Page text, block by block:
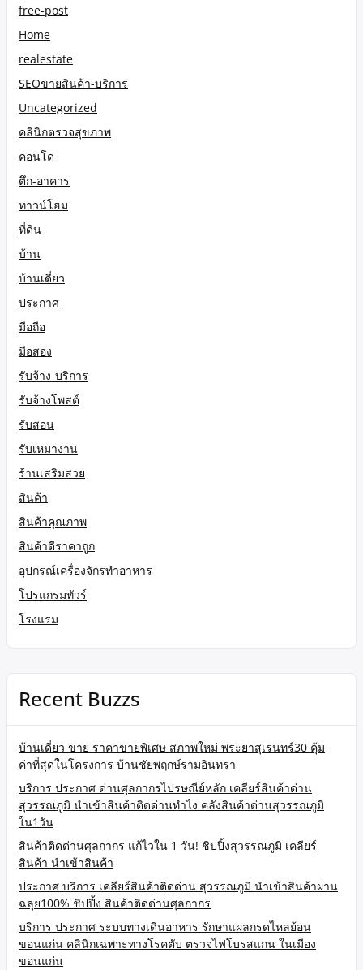
free-post
Home
realestate
SEOขายสินค้า-บริการ
Uncategorized
คลินิกตรวจสุขภาพ
คอนโด
ตึก-อาคาร
ทาวน์โฮม
ที่ดิน
บ้าน
บ้านเดี่ยว
ประกาศ
มือถือ
มือสอง
รับจ้าง-บริการ
รับจ้างโพสต์
รับสอน
รับเหมางาน
ร้านเสริมสวย
สินค้า
สินค้าคุณภาพ
สินค้าดีราคาถูก
อุปกรณ์เครื่องจักรทำอาหาร
โปรแกรมทัวร์
โรงแรม
Recent Buzzs
บ้านเดี่ยว ขาย ราคาขายพิเศษ สภาพใหม่ พระยาสุเรนทร์30 คุ้ม
ค่าที่สุดในโครงการ บ้านชัยพฤกษ์รามอินทรา
บริการ ประกาศ ด่านศุลกากรไปรษณีย์หลัก เคลียร์สินค้าด่าน
สุวรรณภูมิ นำเข้าสินค้าติดด่านทำไง คลังสินค้าด่านสุวรรณภูมิ
ใน1วัน
สินค้าติดด่านศุลกากร แก้ไวใน 1 วัน! ชิปปิ้งสุวรรณภูมิ เคลียร์
สินค้า นำเข้าสินค้า
ประกาศ บริการ เคลียร์สินค้าติดด่าน สุวรรณภูมิ นำเข้าสินค้าผ่าน
ฉลุย100% ชิปปิ้ง สินค้าติดด่านศุลกากร
บริการ ประกาศ ระบบทางเดินอาหาร รักษาแผลกรดไหลย้อน
ขอนแก่น คลินิกเฉพาะทางโรคตับ ตรวจไฟโบรสแกน ในเมือง
ขอนแก่น